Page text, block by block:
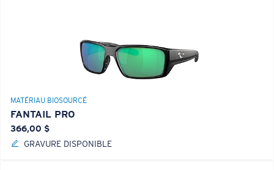
MATÉRIAU BIOSOURCÉ
FANTAIL PRO
366,00 $
GRAVURE DISPONIBLE